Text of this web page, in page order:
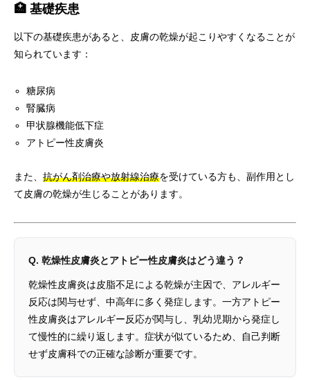
🏥 基礎疾患
以下の基礎疾患があると、皮膚の乾燥が起こりやすくなることが
知られています：
糖尿病
腎臓病
甲状腺機能低下症
アトピー性皮膚炎
また、 抗がん剤治療や放射線治療を受けている方も、副作用とし
て皮膚の乾燥が生じることがあります。
Q. 乾燥性皮膚炎とアトピー性皮膚炎はどう違う？
乾燥性皮膚炎は皮脂不足による乾燥が主因で、アレルギー
反応は関与せず、中高年に多く発症します。一方アトピー
性皮膚炎はアレルギー反応が関与し、乳幼児期から発症し
て慢性的に繰り返します。症状が似ているため、自己判断
せず皮膚科での正確な診断が重要です。